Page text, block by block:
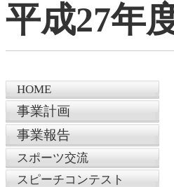
平成27年
HOME
事業計画
事業報告
スポーツ交流
スピーチコンテスト